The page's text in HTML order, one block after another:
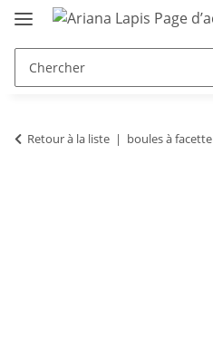
Retour à la liste boules à facette